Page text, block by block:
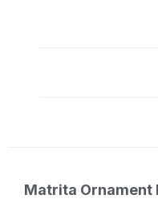
Matrita Ornament